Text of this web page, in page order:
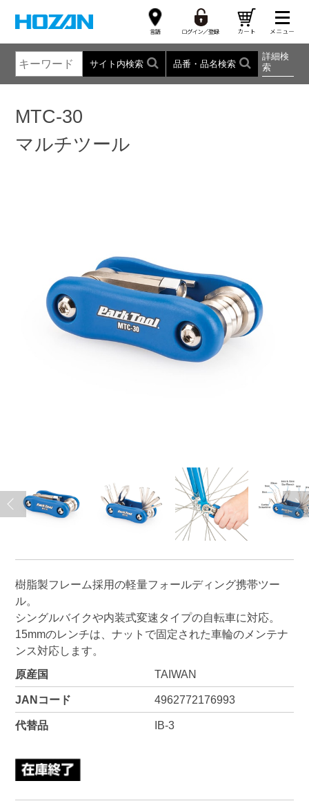
サイト内検索 品番・品名検索
詳細検
索
MTC-30
マルチツール
樹脂製フレーム採用の軽量フォールディング携帯ツー
ル。
シングルバイクや内装式変速タイプの自転車に対応。
15mmのレンチは、ナットで固定された車輪のメンテナ
ンス対応します。
原産国
TAIWAN
JANコード 4962772176993
代替品 IB-3